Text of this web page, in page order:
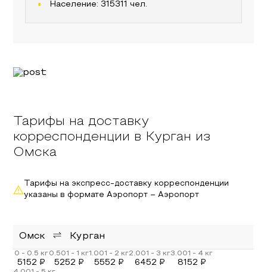
Население: 315311 чел.
Тарифы на доставку
корреспонденции в Курган из
Омска
Тарифы на экспресс-доставку корреспонденции
указаны в формате Аэропорт – Аэропорт
Омск Курган
5152 ₽ 5252 ₽ 5552 ₽ 6452 ₽ 8152 ₽